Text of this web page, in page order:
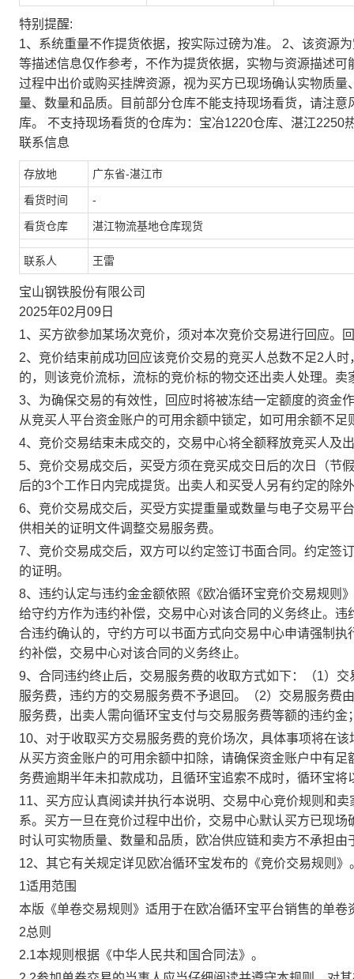
特别提醒:
1、系统重量不作提货依据，按实际过磅为准。 2、该资源
等描述信息仅作参考，不作为提货依据，实物与资源描述
过程中出价或购买挂牌资源，视为买方已现场确认实物质
量、数量和品质。目前部分仓库不能支持现场看货，请注
库。 不支持现场看货的仓库为：宝冶1220仓库、湛江2250
联系信息
存放地 广东省-湛江市
看货时间 -
看货仓库 湛江物流基地仓库现货
联系人 王雷
宝山钢铁股份有限公司
2025年02月09日
1、买方欲参加某场次竞价，须对本次竞价交易进行回应。
2、竞价结束前成功回应该竞价交易的竞买人总数不足2人
的，则该竞价流标，流标的竞价标的物交还出卖人处理。
3、为确保交易的有效性，回应时将被冻结一定额度的资金
从竞买人平台资金账户的可用余额中锁定，如可用余额不足
4、竞价交易结束未成交的，交易中心将全额释放竞买人及
5、竞价交易成交后，买受方须在竞买成交日后的次日（节
后的3个工作日内完成提货。出卖人和买受人另有约定的除
6、竞价交易成交后，买受方实提重量或数量与电子交易平
供相关的证明文件调整交易服务费。
7、竞价交易成交后，双方可以约定签订书面合同。约定签
的证明。
8、违约认定与违约金金额依照《欧冶循环宝竞价交易规则
给守约方作为违约补偿，交易中心对该合同的义务终止。
合违约确认的，守约方可以书面方式向交易中心申请强制
约补偿，交易中心对该合同的义务终止。
9、合同违约终止后，交易服务费的收取方式如下：（1）
服务费，违约方的交易服务费不予退回。（2）交易服务费
服务费，出卖人需向循环宝支付与交易服务费等额的违约
10、对于收取买方交易服务费的竞价场次，具体事项将在
从买方资金账户的可用余额中扣除，请确保资金账户中有
务费逾期半年未扣款成功，且循环宝追索不成时，循环宝将
11、买方应认真阅读并执行本说明、交易中心竞价规则和
系。买方一旦在竞价过程中出价，交易中心默认买方已现
时认可实物质量、数量和品质，欧冶供应链和卖方不承担由
12、其它有关规定详见欧冶循环宝发布的《竞价交易规则》
1适用范围
本版《单卷交易规则》适用于在欧冶循环宝平台销售的单卷
2总则
2.1本规则根据《中华人民共和国合同法》。